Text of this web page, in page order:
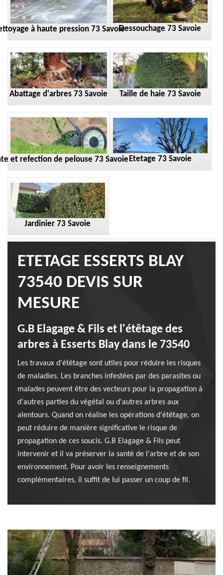
à haute pression 73 SavoieDessouchage 73 Savoie
Abattage d'arbres 73 Savoie Taille de haie 73 Savoie
et refection de pelouse 73 Savoie Etetage 73 Savoie
Jardinier 73 Savoie
ETETAGE ESSERTS BLAY
73540 DEVIS SUR
MESURE
G.B Elagage & Fils et l'étêtage des
arbres à Esserts Blay dans le 73540
Les travaux d'étêtage sont utiles pour réduire les risques
de maladies. Les branches infestées par des parasites ou
malades peuvent être des vecteurs pour la propagation à
d'autres parties du végétal ou d'autres arbres aux
alentours. Quand on réalise les opérations d'étêtage, on
peut réduire de manière significative le risque de
propagation de ces soucis. G.B Elagage & Fils peut
intervenir et il va préserver la santé de l'arbre et de son
environnement. Pour avoir les renseignements
complémentaires, il suffit de lui passer un coup de fil.